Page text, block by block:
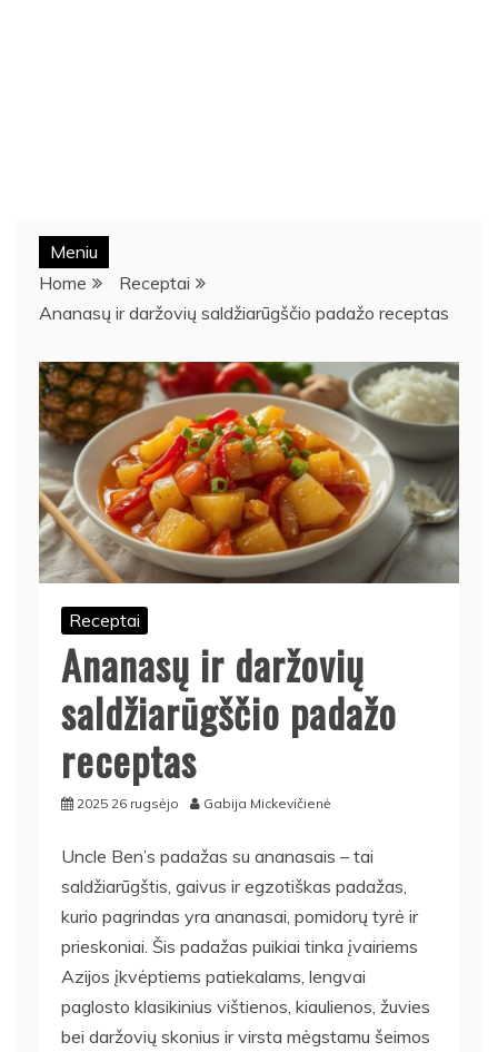
Meniu
Home
Receptai
Ananasų ir daržovių saldžiarūgščio padažo receptas
Receptai
Ananasų ir daržovių
saldžiarūgščio padažo
receptas
2025 26 rugsėjo Gabija Mickevičienė
Uncle Ben’s padažas su ananasais – tai
saldžiarūgštis, gaivus ir egzotiškas padažas,
kurio pagrindas yra ananasai, pomidorų tyrė ir
prieskoniai. Šis padažas puikiai tinka įvairiems
Azijos įkvėptiems patiekalams, lengvai
paglosto klasikinius vištienos, kiaulienos, žuvies
bei daržovių skonius ir virsta mėgstamu šeimos